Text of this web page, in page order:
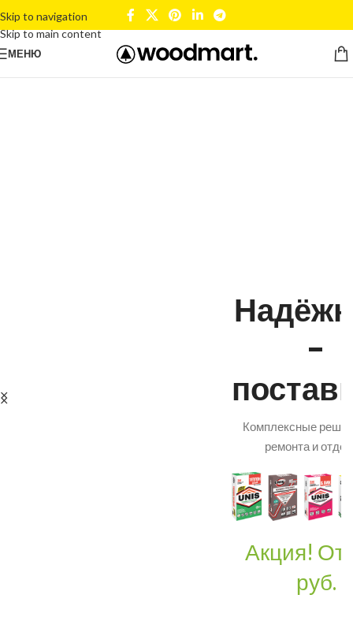
Skip to navigation
Skip to main content
МЕНЮ
-
Комплексные
ремонта и
Акция! От
руб.